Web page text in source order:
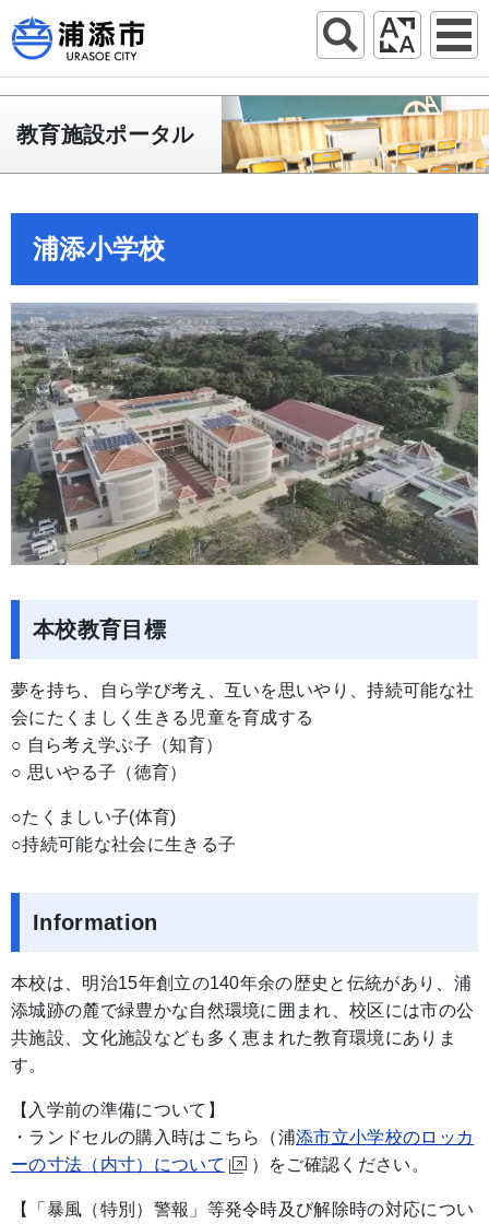
教育施設ポータル
浦添小学校
本校教育目標
夢を持ち、自ら学び考え、互いを思いやり、持続可能な社
会にたくましく生きる児童を育成する
○ 自ら考え学ぶ子（知育）
○ 思いやる子（徳育）
○たくましい子(体育)
○持続可能な社会に生きる子
Information
本校は、明治15年創立の140年余の歴史と伝統があり、浦
添城跡の麓で緑豊かな自然環境に囲まれ、校区には市の公
共施設、文化施設なども多く恵まれた教育環境にありま
す。
【入学前の準備について】
・ランドセルの購入時はこちら（浦添市立小学校のロッカ
ーの寸法（内寸）について
）をご確認ください。
【「暴風（特別）警報」等発令時及び解除時の対応につい